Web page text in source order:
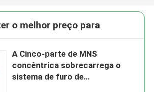
o melhor preço para
A Cinco-parte de MNS
concêntrica sobrecarrega o
sistema de furo de